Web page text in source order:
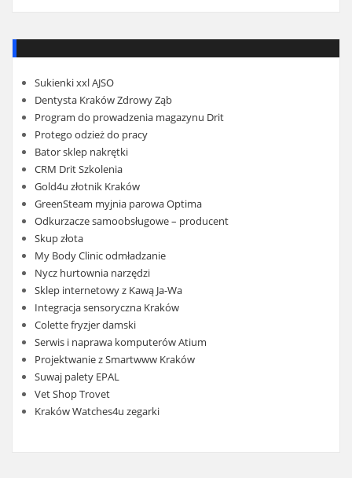
Sukienki xxl AJSO
Dentysta Kraków Zdrowy Ząb
Program do prowadzenia magazynu Drit
Protego odzież do pracy
Bator sklep nakrętki
CRM Drit Szkolenia
Gold4u złotnik Kraków
GreenSteam myjnia parowa Optima
Odkurzacze samoobsługowe – producent
Skup złota
My Body Clinic odmładzanie
Nycz hurtownia narzędzi
Sklep internetowy z Kawą Ja-Wa
Integracja sensoryczna Kraków
Colette fryzjer damski
Serwis i naprawa komputerów Atium
Projektwanie z Smartwww Kraków
Suwaj palety EPAL
Vet Shop Trovet
Kraków Watches4u zegarki